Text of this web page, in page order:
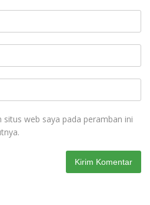
situs web saya pada peramban ini